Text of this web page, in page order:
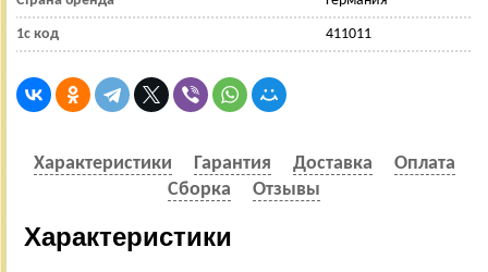
1с код 411011
Характеристики Гарантия Доставка
Оплата
Сборка
Отзывы
Характеристики